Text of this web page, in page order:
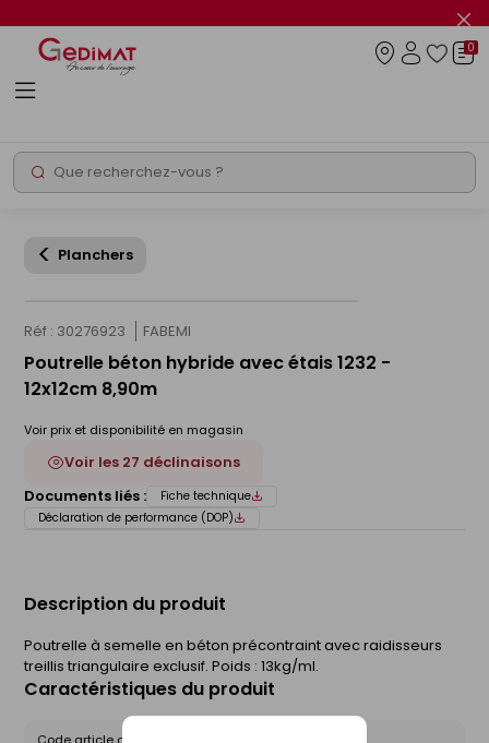
le
info
Rechercher
0
Planchers
Réf : 30276923 FABEMI
Poutrelle béton hybride avec étais 1232 -
12x12cm 8,90m
Voir prix et disponibilité en magasin
Voir les 27 déclinaisons
Documents liés :
Fiche technique
Déclaration de performance (DOP)
Description du produit
Poutrelle à semelle en béton précontraint avec raidisseurs
treillis triangulaire exclusif. Poids : 13kg/ml.
Caractéristiques du produit